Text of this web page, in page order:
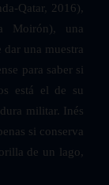
Qatar, 2016),
Moirón), una
una muestra
para saber si
está el de su
militar. Inés
si conserva
de un lago,